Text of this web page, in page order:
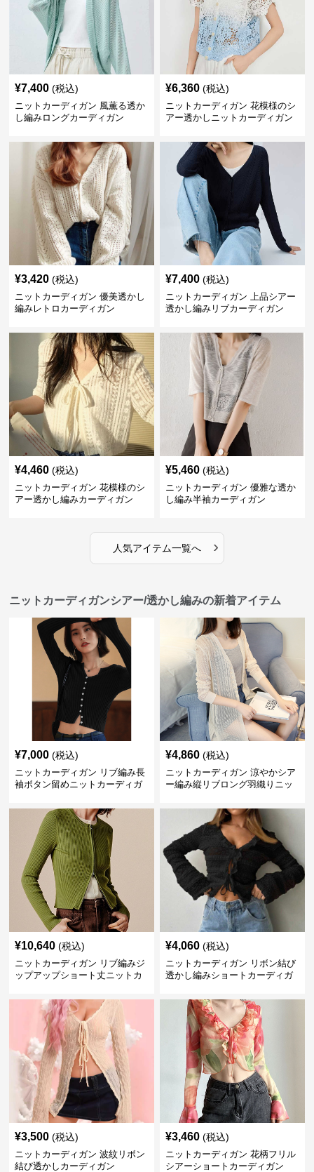
¥7,400 (税込)
ニットカーディガン 風薫る透か
し編みロングカーディガン
¥6,360 (税込)
ニットカーディガン 花模様のシ
アー透かしニットカーディガン
¥3,420 (税込)
ニットカーディガン 優美透かし
編みレトロカーディガン
¥7,400 (税込)
ニットカーディガン 上品シアー
透かし編みリブカーディガン
¥4,460 (税込)
ニットカーディガン 花模様のシ
アー透かし編みカーディガン
¥5,460 (税込)
ニットカーディガン 優雅な透か
し編み半袖カーディガン
人気アイテム一覧へ ›
ニットカーディガンシアー/透かし編みの新着アイテム
¥7,000 (税込)
ニットカーディガン リブ編み長
袖ボタン留めニットカーディガ
¥4,860 (税込)
ニットカーディガン 涼やかシア
ー編み縦リブロング羽織りニッ
¥10,640 (税込)
ニットカーディガン リブ編みジ
ップアップショート丈ニットカ
¥4,060 (税込)
ニットカーディガン リボン結び
透かし編みショートカーディガ
¥3,500 (税込)
ニットカーディガン 波紋リボン
結び透かしカーディガン
¥3,460 (税込)
ニットカーディガン 花柄フリル
シアーショートカーディガン